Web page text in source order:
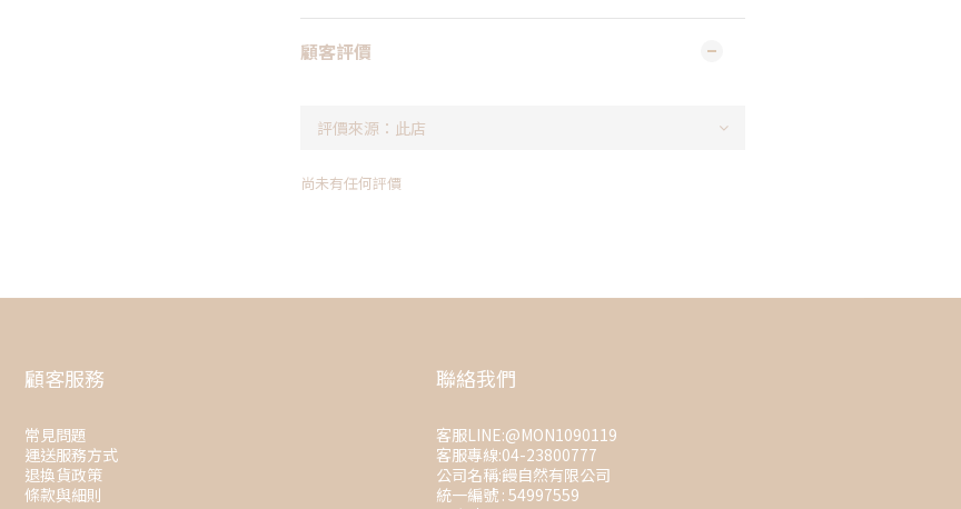
顧客評價
尚未有任何評價
顧客服務
常見問題
運送服務方式
退換貨政策
條款與細則
聯絡我們
客服LINE:@MON1090119
客服專線:04-23800777
公司名稱:饅自然有限公司
統一編號 : 54997559